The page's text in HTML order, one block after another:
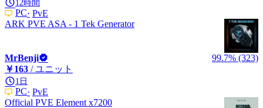
12時間
PC PvE
ARK PVE ASA - 1 Tek Generator
MrBenji
99.7% (323)
￥163 / ユニット
1日
PC PvE
Official PVE Element x7200